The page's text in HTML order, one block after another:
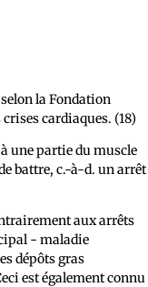
la Fondation
cardiaques. (18)
une partie du muscle
battre, c.-à-d. un arrêt
aux arrêts
- maladie
dépôts gras
est également connu